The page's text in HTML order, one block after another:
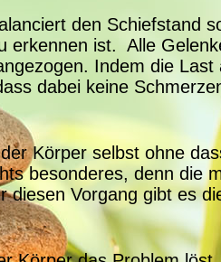
den Schiefstand
erkennen ist. Alle
Indem die
dabei keine
Körper selbst ohne
besonderes, denn die
diesen Vorgang gibt es